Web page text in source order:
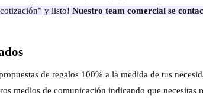
y listo! Nuestro team comercial se
de regalos 100% a la medida de tus
medios de comunicación indicando que necesitas